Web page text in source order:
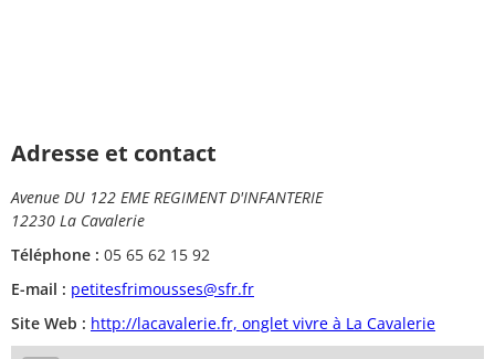
Adresse et contact
Avenue DU 122 EME REGIMENT D'INFANTERIE
12230 La Cavalerie
Téléphone : 05 65 62 15 92
E-mail : petitesfrimousses@sfr.fr
Site Web : http://lacavalerie.fr, onglet vivre à La Cavalerie